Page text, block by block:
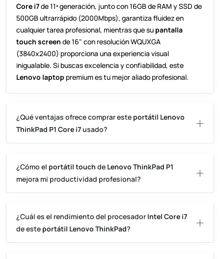
Core i7de 11ª generación, junto con 16GB de RAM y SSD de
500GB ultrarrápido (2000Mbps), garantiza fluidez en
cualquier tarea profesional, mientras que su pantalla
touch screen de 16" con resolución WQUXGA
(3840x2400) proporciona una experiencia visual
inigualable. Si buscas excelencia y confiabilidad, este
Lenovo laptop premium es tu mejor aliado profesional.
¿Qué ventajas ofrece comprar este portátil Lenovo
ThinkPad P1 Core i7usado?
¿Cómo el portátil touch de Lenovo ThinkPad P1
mejora mi productividad profesional?
¿Cuál es el rendimiento del procesador Intel Core i7
de este
portátil Lenovo ThinkPad?